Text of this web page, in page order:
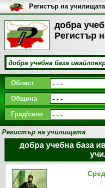
добра
Регистър
Регистър на
университетите в
Област
Община
Град/село
Регистър на училищата
добра учебна база